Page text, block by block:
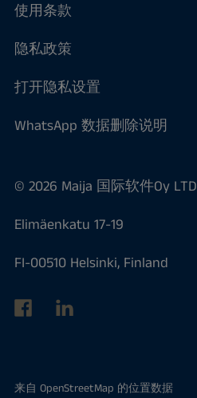
使用条款
隐私政策
打开隐私设置
WhatsApp 数据删除说明
© 2026 Maija 国际软件Oy LTD
Elimäenkatu 17-19
FI-00510 Helsinki, Finland
来自 OpenStreetMap 的位置数据